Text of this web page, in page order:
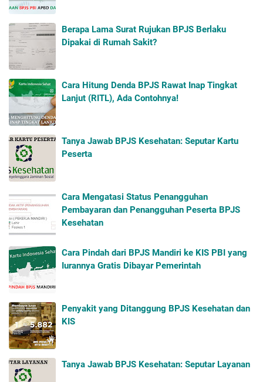
Berapa Lama Surat Rujukan BPJS Berlaku
Dipakai di Rumah Sakit?
Cara Hitung Denda BPJS Rawat Inap Tingkat
Lanjut (RITL), Ada Contohnya!
Tanya Jawab BPJS Kesehatan: Seputar Kartu
Peserta
Cara Mengatasi Status Penangguhan
Pembayaran dan Penangguhan Peserta BPJS
Kesehatan
Cara Pindah dari BPJS Mandiri ke KIS PBI yang
Iurannya Gratis Dibayar Pemerintah
Penyakit yang Ditanggung BPJS Kesehatan dan
KIS
Tanya Jawab BPJS Kesehatan: Seputar Layanan